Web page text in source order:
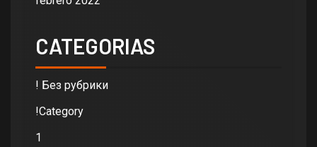
CATEGORIAS
! Без рубрики
!Category
1